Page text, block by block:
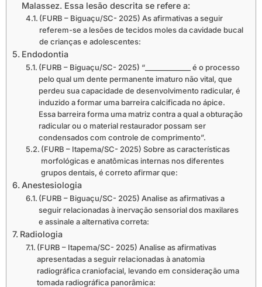
Malassez. Essa lesão descrita se refere a:
(FURB – Biguaçu/SC- 2025) As afirmativas a seguir
referem-se a lesões de tecidos moles da cavidade bucal
de crianças e adolescentes:
Endodontia
(FURB – Biguaçu/SC- 2025) “_____________ é o processo
pelo qual um dente permanente imaturo não vital, que
perdeu sua capacidade de desenvolvimento radicular, é
induzido a formar uma barreira calcificada no ápice.
Essa barreira forma uma matriz contra a qual a obturação
radicular ou o material restaurador possam ser
condensados com controle de comprimento”.
(FURB – Itapema/SC- 2025) Sobre as características
morfológicas e anatômicas internas nos diferentes
grupos dentais, é correto afirmar que:
Anestesiologia
(FURB – Biguaçu/SC- 2025) Analise as afirmativas a
seguir relacionadas à inervação sensorial dos maxilares
e assinale a alternativa correta:
Radiologia
(FURB – Itapema/SC- 2025) Analise as afirmativas
apresentadas a seguir relacionadas à anatomia
radiográfica craniofacial, levando em consideração uma
tomada radiográfica panorâmica: